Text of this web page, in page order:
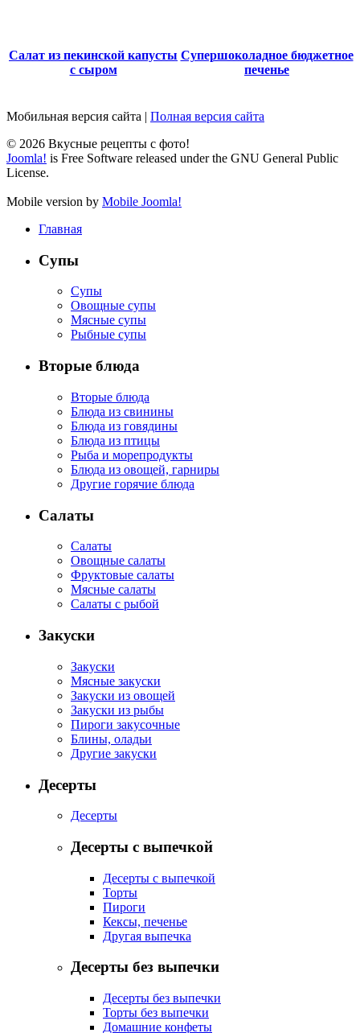
Салат из пекинской капусты
с сыром
Супершоколадное бюджетное
печенье
Мобильная версия сайта | Полная версия сайта
© 2026 Вкусные рецепты с фото!
Joomla! is Free Software released under the GNU General Public
License.
Mobile version by Mobile Joomla!
Главная
Супы
Супы
Овощные супы
Мясные супы
Рыбные супы
Вторые блюда
Вторые блюда
Блюда из свинины
Блюда из говядины
Блюда из птицы
Рыба и морепродукты
Блюда из овощей, гарниры
Другие горячие блюда
Салаты
Салаты
Овощные салаты
Фруктовые салаты
Мясные салаты
Салаты с рыбой
Закуски
Закуски
Мясные закуски
Закуски из овощей
Закуски из рыбы
Пироги закусочные
Блины, оладьи
Другие закуски
Десерты
Десерты
Десерты с выпечкой
Десерты с выпечкой
Торты
Пироги
Кексы, печенье
Другая выпечка
Десерты без выпечки
Десерты без выпечки
Торты без выпечки
Домашние конфеты